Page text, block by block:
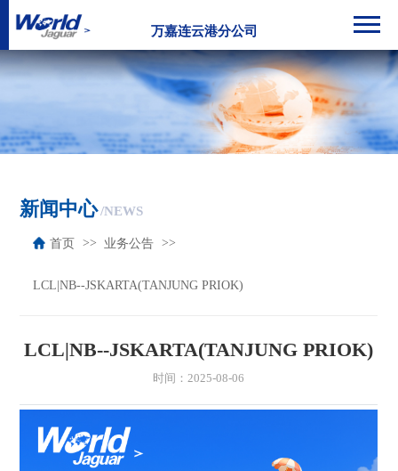
万嘉连云港分公司
新闻中心/NEWS
首页 业务公告
LCL|NB--JSKARTA(TANJUNG PRIOK)
LCL|NB--JSKARTA(TANJUNG PRIOK)
时间：2025-08-06